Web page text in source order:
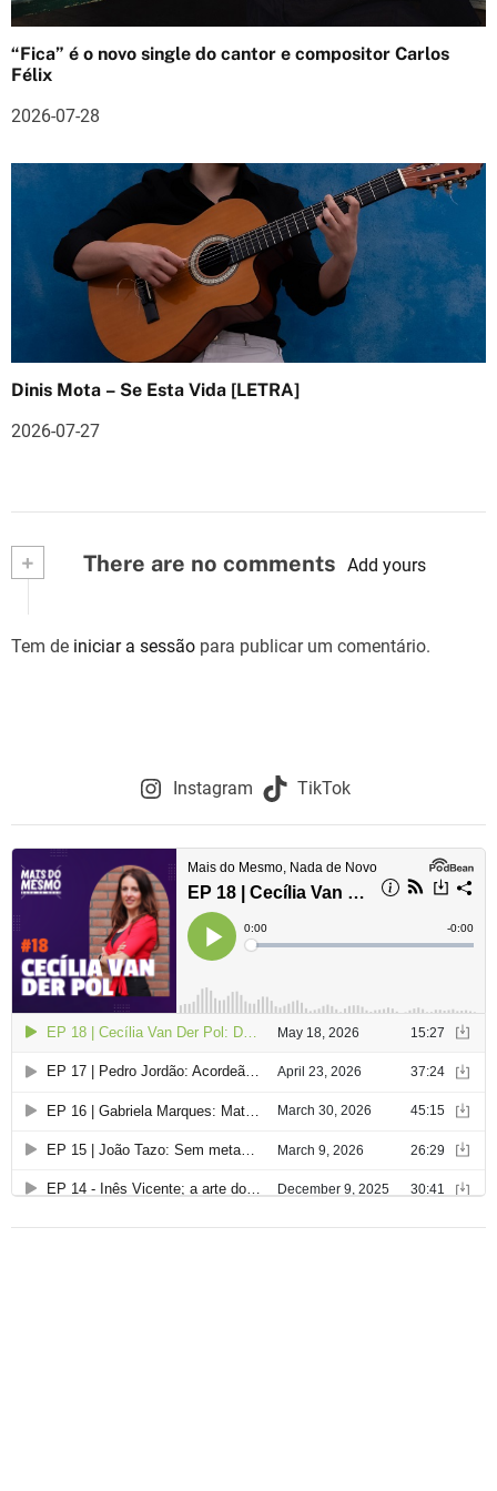
o
s
“Fica” é o novo single do cantor e compositor Carlos
Félix
2026-07-28
Dinis Mota – Se Esta Vida [LETRA]
2026-07-27
+ There are no comments Add yours
Tem de iniciar a sessão para publicar um comentário.
Instagram TikTok